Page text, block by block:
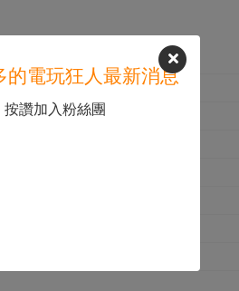
的電玩狂人最新消息
按讚加入粉絲團